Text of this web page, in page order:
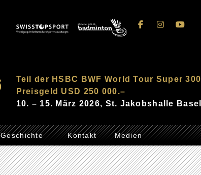
Teil der HSBC BWF World Tour Super 300
Preisgeld USD 250 000.–
10. – 15. März 2026, St. Jakobshalle Basel
Geschichte Kontakt Medien